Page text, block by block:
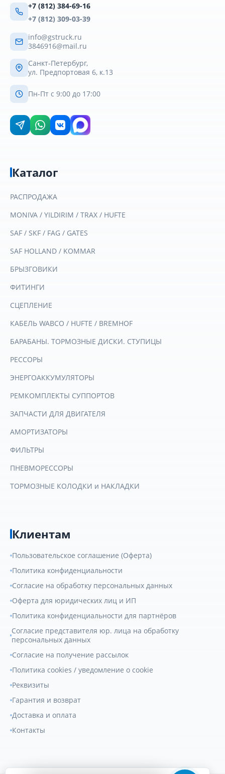
+7 (812) 384-69-16
+7 (812) 309-03-39
info@gstruck.ru
3846916@mail.ru
Санкт-Петербург,
ул. Предпортовая 6, к.13
Пн-Пт с 9:00 до 17:00
Каталог
РАСПРОДАЖА
MONIVA / YILDIRIM / TRAX / HUFTE
SAF / SKF / FAG / GATES
SAF HOLLAND / KOMMAR
БРЫЗГОВИКИ
ФИТИНГИ
СЦЕПЛЕНИЕ
КАБЕЛЬ WABCO / HUFTE / BREMHOF
БАРАБАНЫ. ТОРМОЗНЫЕ ДИСКИ. СТУПИЦЫ
РЕССОРЫ
ЭНЕРГОАККУМУЛЯТОРЫ
РЕМКОМПЛЕКТЫ СУППОРТОВ
ЗАПЧАСТИ ДЛЯ ДВИГАТЕЛЯ
АМОРТИЗАТОРЫ
ФИЛЬТРЫ
ПНЕВМОРЕССОРЫ
ТОРМОЗНЫЕ КОЛОДКИ и НАКЛАДКИ
Клиентам
Пользовательское соглашение (Оферта)
Политика конфиденциальности
Согласие на обработку персональных данных
Оферта для юридических лиц и ИП
Политика конфиденциальности для партнёров
Согласие представителя юр. лица на обработку
персональных данных
Согласие на получение рассылок
Политика cookies / уведомление о cookie
Реквизиты
Гарантия и возврат
Доставка и оплата
Контакты